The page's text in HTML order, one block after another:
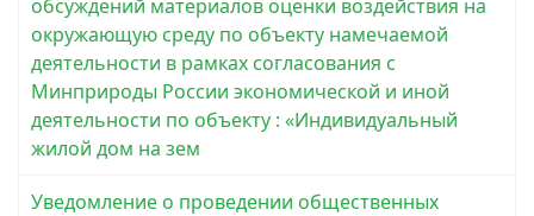
обсуждений материалов оценки воздействия на
окружающую среду по объекту намечаемой
деятельности в рамках согласования с
Минприроды России экономической и иной
деятельности по объекту : «Индивидуальный
жилой дом на зем
Уведомление о проведении общественных